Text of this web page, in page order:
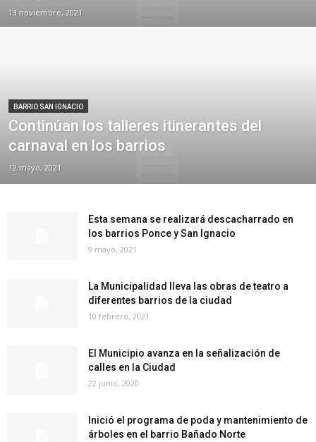
13 noviembre, 2021
BARRIO SAN IGNACIO
Continúan los talleres itinerantes del
carnaval en los barrios
12 mayo, 2021
Esta semana se realizará descacharrado en
los barrios Ponce y San Ignacio
9 mayo, 2021
La Municipalidad lleva las obras de teatro a
diferentes barrios de la ciudad
10 febrero, 2021
El Municipio avanza en la señalización de
calles en la Ciudad
22 junio, 2020
Inició el programa de poda y mantenimiento de
árboles en el barrio Bañado Norte